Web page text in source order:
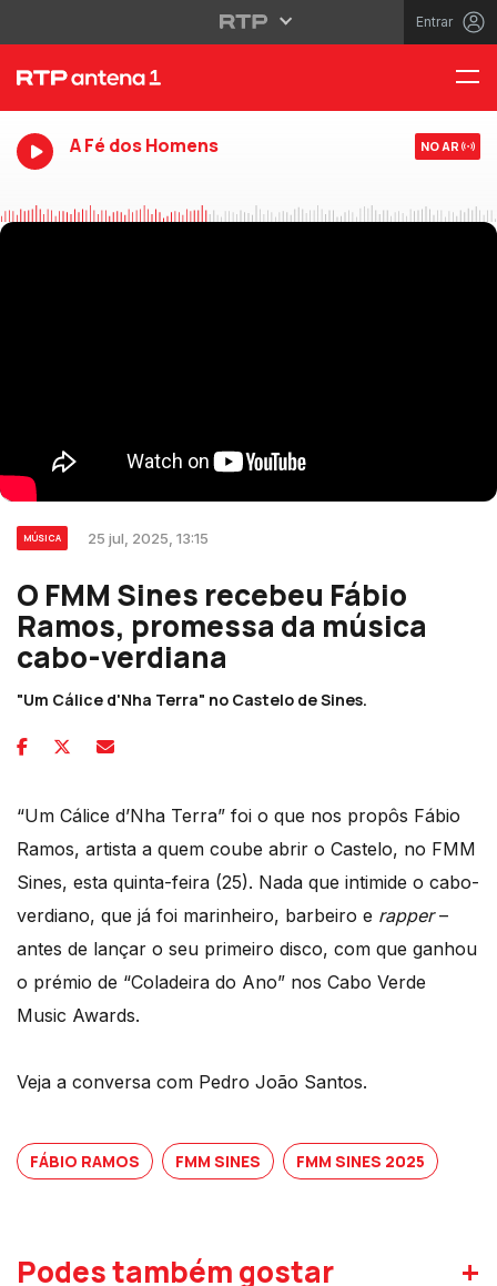
Entrar
A Fé dos Homens NO AR
MÚSICA 25 jul, 2025, 13:15
O FMM Sines recebeu Fábio
Ramos, promessa da música
cabo-verdiana
"Um Cálice d'Nha Terra" no Castelo de Sines.
“Um Cálice d’Nha Terra” foi o que nos propôs Fábio
Ramos, artista a quem coube abrir o Castelo, no FMM
Sines, esta quinta-feira (25). Nada que intimide o cabo-
verdiano, que já foi marinheiro, barbeiro e rapper–
antes de lançar o seu primeiro disco, com que ganhou
o prémio de “Coladeira do Ano” nos Cabo Verde
Music Awards.
Veja a conversa com Pedro João Santos.
FÁBIO RAMOS FMM SINES FMM SINES 2025
Podes também gostar +